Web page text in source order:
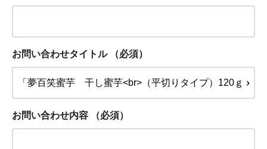
お問い合わせタイトル （必須）
お問い合わせ内容 （必須）